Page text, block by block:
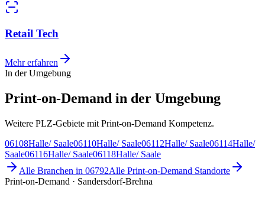
Retail Tech
Mehr erfahren
In der Umgebung
Print-on-Demand in der Umgebung
Weitere PLZ-Gebiete mit Print-on-Demand Kompetenz.
06108Halle/ Saale06110Halle/ Saale06112Halle/ Saale06114Halle/
Saale06116Halle/ Saale06118Halle/ Saale
Alle Branchen in 06792Alle Print-on-Demand Standorte
Print-on-Demand · Sandersdorf-Brehna